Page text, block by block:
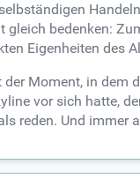
gleich bedenken:
Eigenheiten des
der Moment, in dem
vor sich hatte,
reden. Und immer